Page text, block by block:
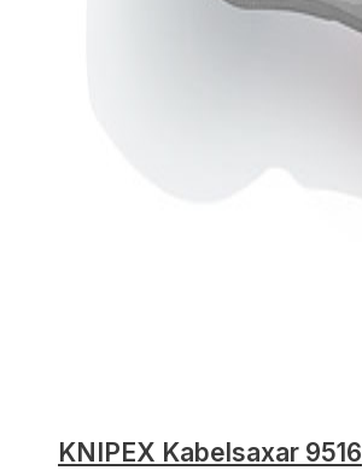
KNIPEX Kabelsaxar 9516